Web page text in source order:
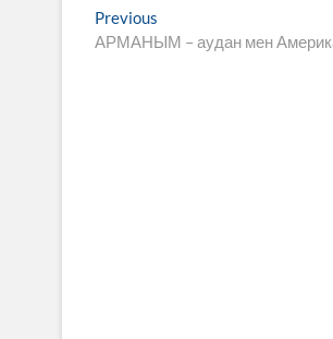
Навигация
по
Previous
post:
АРМАНЫМ – аудан мен Америка